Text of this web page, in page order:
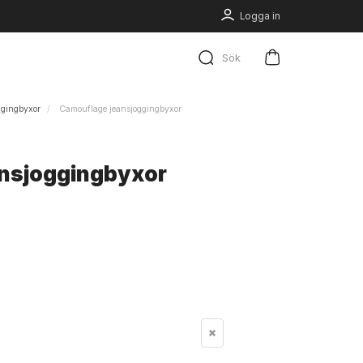
Logga in
Sök
Camouflage jeansjoggingbyxor